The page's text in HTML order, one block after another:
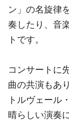
ン」の名旋律
奏したり、音
トです。
コンサートに
曲の共演もあ
トルヴェール
晴らしい演奏